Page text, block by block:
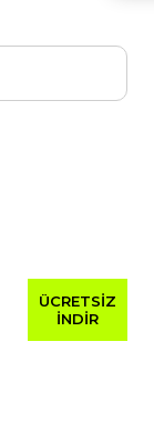
ÜCRETSİZ
İNDİR